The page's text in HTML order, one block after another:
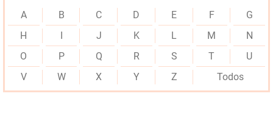
A B C D E F
G
H
I J K L M
N
O
P Q R S T
U
V
W X Y Z Todos